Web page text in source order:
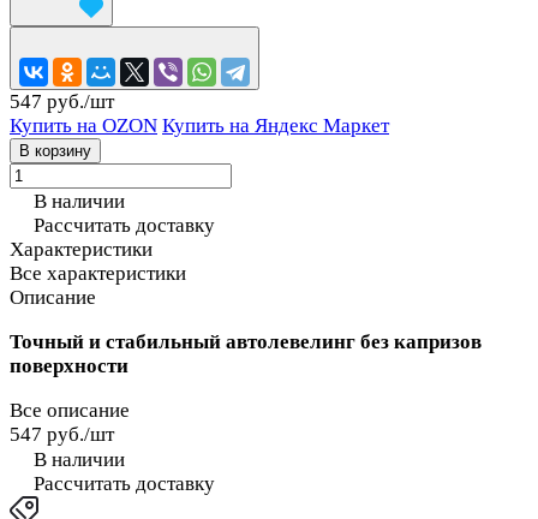
547 руб./шт
Купить на OZON Купить на Яндекс Маркет
В корзину
В наличии
Рассчитать доставку
Характеристики
Все характеристики
Описание
Точный и стабильный автолевелинг без капризов
поверхности
Все описание
547 руб./шт
В наличии
Рассчитать доставку